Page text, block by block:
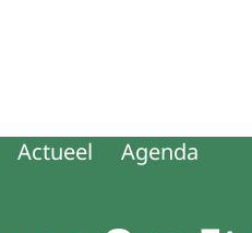
Actueel Agenda